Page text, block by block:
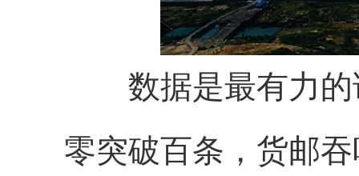
数据是最有力的
零突破百条，货邮